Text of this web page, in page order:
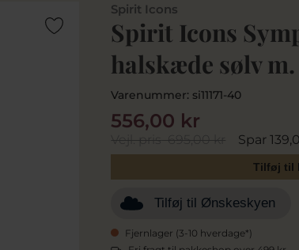
Spirit Icons
Spirit Icons
halskæde sølv
Varenummer: si11171-40
Vejl. pris695,00 kr Spar
556,00 kr
Tilføj til
Tilføj til Ønskeskyen
Fjernlager (3-10 hverdage*)